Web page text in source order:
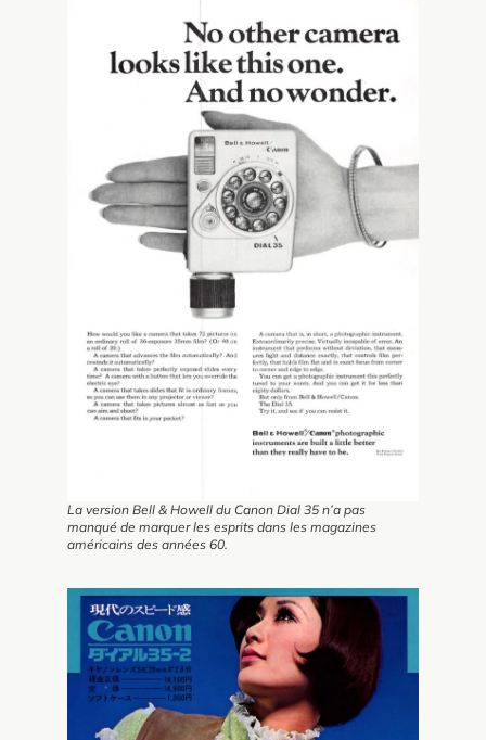
La version Bell & Howell du Canon Dial 35 n’a pas
manqué de marquer les esprits dans les magazines
américains des années 60.